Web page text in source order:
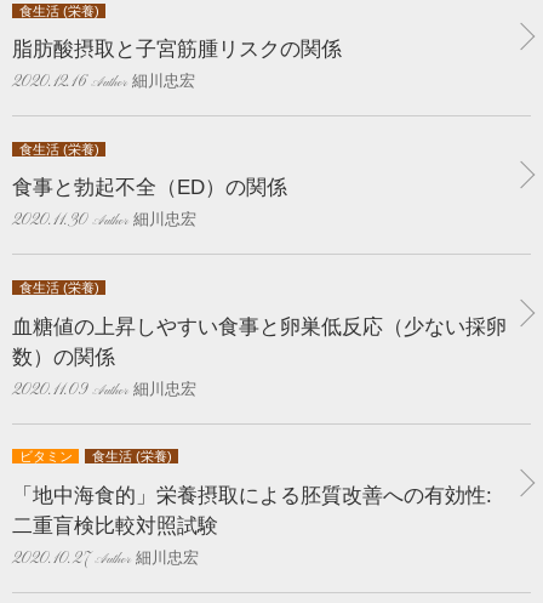
食生活 (栄養)
脂肪酸摂取と子宮筋腫リスクの関係
2020.12.16 細川忠宏
食生活 (栄養)
食事と勃起不全（ED）の関係
2020.11.30 細川忠宏
食生活 (栄養)
血糖値の上昇しやすい食事と卵巣低反応（少ない採卵
数）の関係
2020.11.09 細川忠宏
ビタミン 食生活 (栄養)
「地中海食的」栄養摂取による胚質改善への有効性:
二重盲検比較対照試験
2020.10.27 細川忠宏